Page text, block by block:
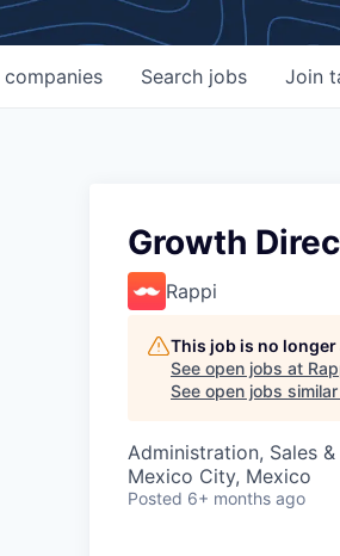
Search jobs
companies Join
Growth
Rappi
This job is no
See open jobs at
See open jobs
Administration, Sales
Mexico City, Mexico
Posted 6+ months ago